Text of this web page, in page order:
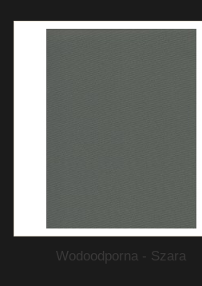
Wodoodporna - Szara